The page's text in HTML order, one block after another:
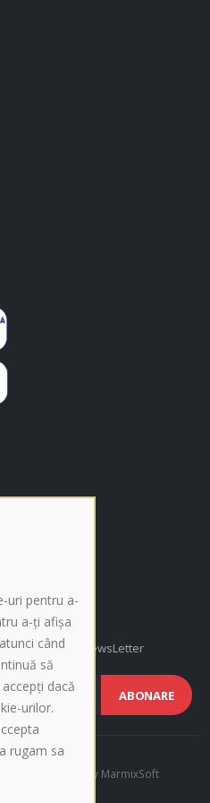
uri pentru a-
a-ți afișa
când
să
dacă
urilor.
rugam sa
Inscrie-te la NewsLetter
ABONARE
Developed by MarmixSoft